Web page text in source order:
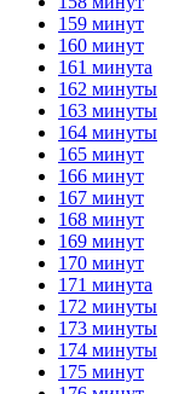
159 минут
160 минут
161 минута
162 минуты
163 минуты
164 минуты
165 минут
166 минут
167 минут
168 минут
169 минут
170 минут
171 минута
172 минуты
173 минуты
174 минуты
175 минут